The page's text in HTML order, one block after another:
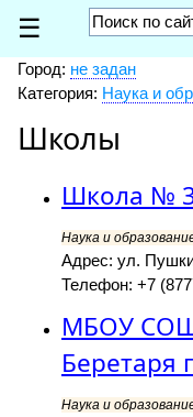
☰
Город: не задан
Категория: Наука и
Школы
Школа №
Наука и
Адрес: ул.
Телефон: +7
МБОУ
Беретаря
Наука и